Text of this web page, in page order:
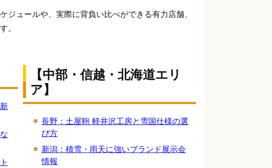
ジュールや、実際に背負い比べができる有力店舗、
。
【中部・信越・北海道エリ
ア】
長野：土屋鞄 軽井沢工房と雪国仕様の選
び方
新潟：積雪・雨天に強いブランド展示会
情報